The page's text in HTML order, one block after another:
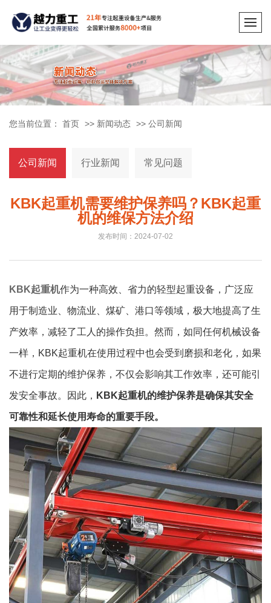
您当前位置： 首页 >> 新闻动态 >> 公司新闻
公司新闻 行业新闻 常见问题
KBK起重机需要维护保养吗？KBK起重
机的维保方法介绍
发布时间：2024-07-02
KBK起重机作为一种高效、省力的轻型起重设备，广泛应
用于制造业、物流业、煤矿、港口等领域，极大地提高了生
产效率，减轻了工人的操作负担。然而，如同任何机械设备
一样，KBK起重机在使用过程中也会受到磨损和老化，如果
不进行定期的维护保养，不仅会影响其工作效率，还可能引
发安全事故。因此， KBK起重机的维护保养是确保其安全
可靠性和延长使用寿命的重要手段。